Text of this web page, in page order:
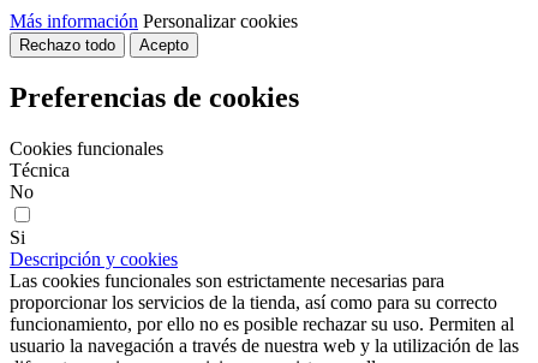
Más información Personalizar cookies
Rechazo todo Acepto
Preferencias de cookies
Cookies funcionales
Técnica
No
Si
Descripción y cookies
Las cookies funcionales son estrictamente necesarias para
proporcionar los servicios de la tienda, así como para su correcto
funcionamiento, por ello no es posible rechazar su uso. Permiten al
usuario la navegación a través de nuestra web y la utilización de las